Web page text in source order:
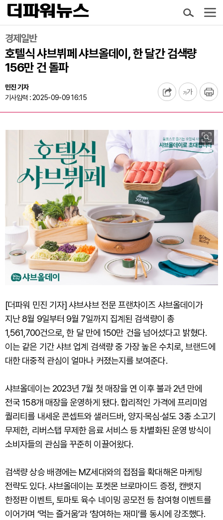
경제일반
호텔식 샤브뷔페 샤브올데이, 한 달간 검색량
156만 건 돌파
민진 기자
기사입력 : 2025-09-09 16:15
[더파워 민진 기자] 샤브샤브 전문 프랜차이즈 샤브올데이가
지난 8월 9일부터 9월 7일까지 집계된 검색량이 총
1,561,700건으로, 한 달 만에 150만 건을 넘어섰다고 밝혔다.
이는 같은 기간 샤브 업계 검색량 중 가장 높은 수치로, 브랜드에
대한 대중적 관심이 얼마나 커졌는지를 보여준다.
샤브올데이는 2023년 7월 첫 매장을 연 이후 불과 2년 만에
전국 158개 매장을 운영하게 됐다. 합리적인 가격에 프리미엄
퀄리티를 내세운 콘셉트와 샐러드바, 양지·목심·설도 3종 소고기
무제한, 리버스탭 무제한 음료 서비스 등 차별화된 운영 방식이
소비자들의 관심을 꾸준히 이끌어왔다.
검색량 상승 배경에는 MZ세대와의 접점을 확대해온 마케팅
전략도 있다. 샤브올데이는 포켓몬 브로마이드 증정, 캔뱃지
한정판 이벤트, 토마토 육수 네이밍 공모전 등 참여형 이벤트를
이어가며 ‘먹는 즐거움’과 ‘참여하는 재미’를 동시에 강조했다.